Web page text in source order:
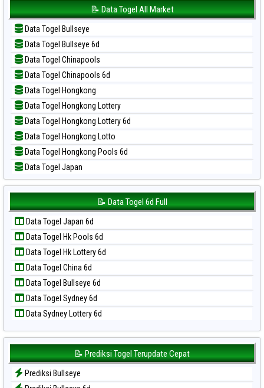
📊 Statistik Sydney Lotto
📊 Statistik Sydney Pools 6d
📊 Statistik Taipei
📊 Statistik Taiwan
📝 Pola Dasar Korea
📝 Pola Dasar Kuda Lari
📝 Pola Dasar Magnum Cambodia
📝 Pola Dasar Nagoya
📝 Pola Dasar North Carolina Day
📝 Pola Dasar Pcso
📝 Pola Dasar Sao Paulo
📝 Pola Dasar Singapore
📝 Pola Dasar Sydney
📝 Pola Dasar Sydney Lottery
📝 Pola Dasar Sydney Lottery 6d
📝 Pola Dasar Sydney Lotto
📝 Pola Dasar Taipei
📝 Pola Dasar Taiwan
📝 Data Togel All Market
Data Togel Bullseye
Data Togel Bullseye 6d
Data Togel Chinapools
Data Togel Chinapools 6d
Data Togel Hongkong
Data Togel Hongkong Lottery
Data Togel Hongkong Lottery 6d
Data Togel Hongkong Lotto
Data Togel Hongkong Pools 6d
Data Togel Japan
Data Togel Japan 6d
Data Togel Korea
Data Togel Kuda Lari
Data Togel Magnum Cambodia
Data Togel Nagoya
Data Togel North Carolina Day
Data Togel Pcso
Data Togel Sao Paulo
Data Togel Singapore
Data Togel Sydney
Data Togel Sydney Lottery
Data Togel Sydney Lottery 6d
Data Togel Sydney Lotto
Data Togel Sydney Pools 6d
📝 Data Togel 6d Full
Data Togel Japan 6d
Data Togel Hk Pools 6d
Data Togel Hk Lottery 6d
Data Togel China 6d
Data Togel Bullseye 6d
Data Togel Sydney 6d
Data Sydney Lottery 6d
📝 Prediksi Togel Terupdate Cepat
Prediksi Bullseye